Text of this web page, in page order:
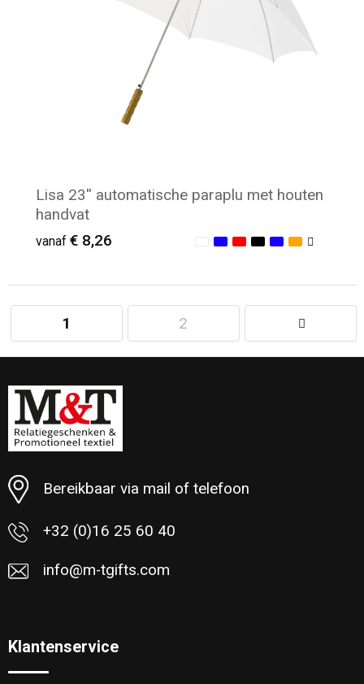
Lisa 23'' automatische paraplu met houten
handvat
vanaf € 8,26
Minimale afname: 12
1 2
Bereikbaar via mail of telefoon
+32 (0)16 25 60 40
info@m-tgifts.com
Klantenservice